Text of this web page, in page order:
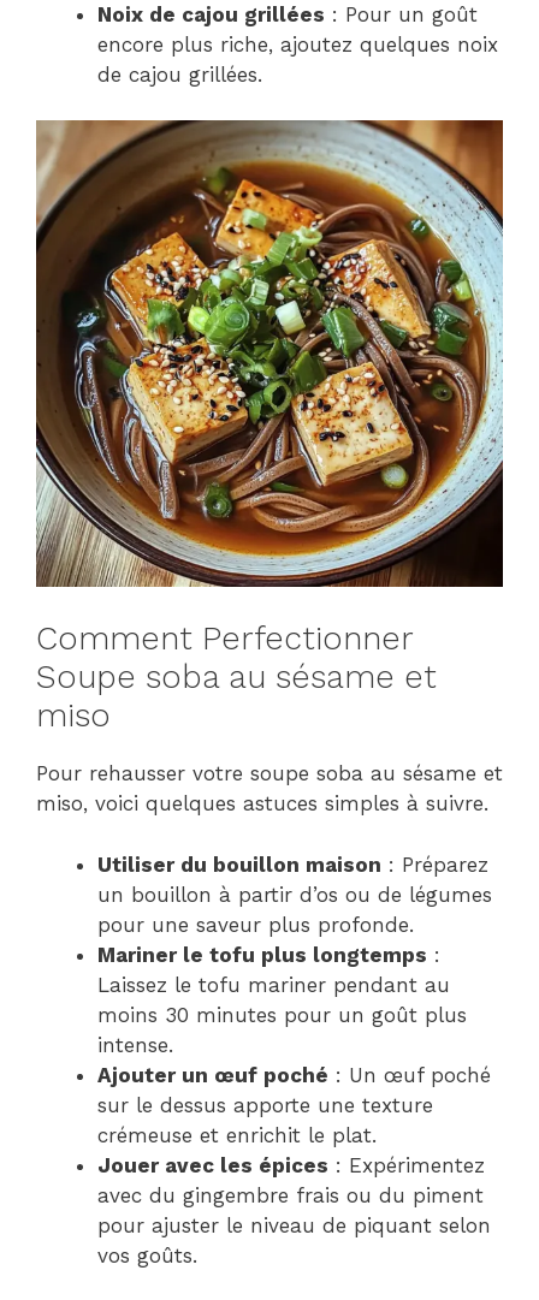
Noix de cajou grillées : Pour un goût
encore plus riche, ajoutez quelques noix
de cajou grillées.
Comment Perfectionner
Soupe soba au sésame et
miso
Pour rehausser votre soupe soba au sésame et
miso, voici quelques astuces simples à suivre.
Utiliser du bouillon maison : Préparez
un bouillon à partir d’os ou de légumes
pour une saveur plus profonde.
Mariner le tofu plus longtemps :
Laissez le tofu mariner pendant au
moins 30 minutes pour un goût plus
intense.
Ajouter un œuf poché : Un œuf poché
sur le dessus apporte une texture
crémeuse et enrichit le plat.
Jouer avec les épices : Expérimentez
avec du gingembre frais ou du piment
pour ajuster le niveau de piquant selon
vos goûts.